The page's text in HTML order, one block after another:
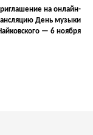
на онлайн-
День музыки
— 6 ноября